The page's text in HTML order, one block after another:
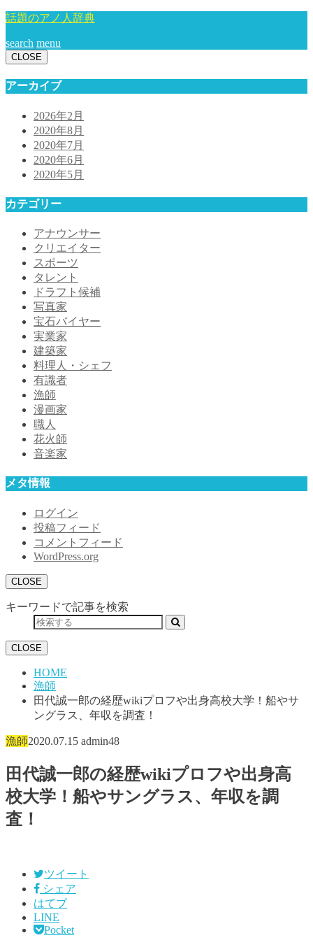
話題のアノ人辞典
search menu
CLOSE
アーカイブ
2026年2月
2020年8月
2020年7月
2020年6月
2020年5月
カテゴリー
アナウンサー
クリエイター
スポーツ
タレント
ドラフト候補
写真家
宝石バイヤー
実業家
建築家
料理人・シェフ
有識者
漁師
漫画家
職人
花火師
音楽家
メタ情報
ログイン
投稿フィード
コメントフィード
WordPress.org
CLOSE
キーワードで記事を検索
CLOSE
HOME
漁師
田代誠一郎の経歴wikiプロフや出身高校大学！船やサ
ングラス、年収を調査！
漁師2020.07.15 admin48
田代誠一郎の経歴wikiプロフや出身高
校大学！船やサングラス、年収を調
査！
ツイート
シェア
はてブ
LINE
Pocket